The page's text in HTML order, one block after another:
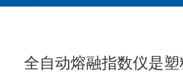
全自动熔融指数仪是